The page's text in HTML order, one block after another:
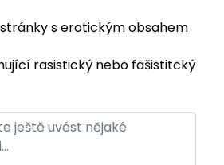
s erotickým obsahem
rasistický nebo fašistitcký